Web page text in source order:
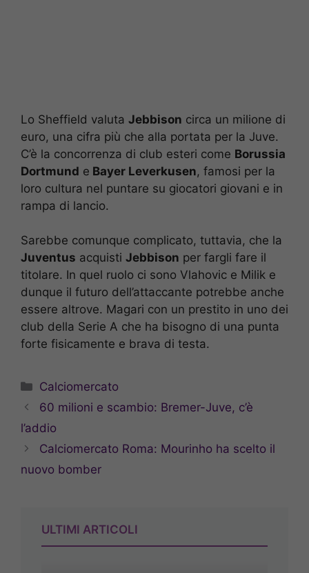
Lo Sheffield valuta Jebbison circa un milione di
euro, una cifra più che alla portata per la Juve.
C’è la concorrenza di club esteri come Borussia
Dortmund e Bayer Leverkusen, famosi per la
loro cultura nel puntare su giocatori giovani e in
rampa di lancio.
Sarebbe comunque complicato, tuttavia, che la
Juventus acquisti Jebbison per fargli fare il
titolare. In quel ruolo ci sono Vlahovic e Milik e
dunque il futuro dell’attaccante potrebbe anche
essere altrove. Magari con un prestito in uno dei
club della Serie A che ha bisogno di una punta
forte fisicamente e brava di testa.
Categorie
Calciomercato
60 milioni e scambio: Bremer-Juve, c’è
l’addio
Calciomercato Roma: Mourinho ha scelto il
nuovo bomber
ULTIMI ARTICOLI